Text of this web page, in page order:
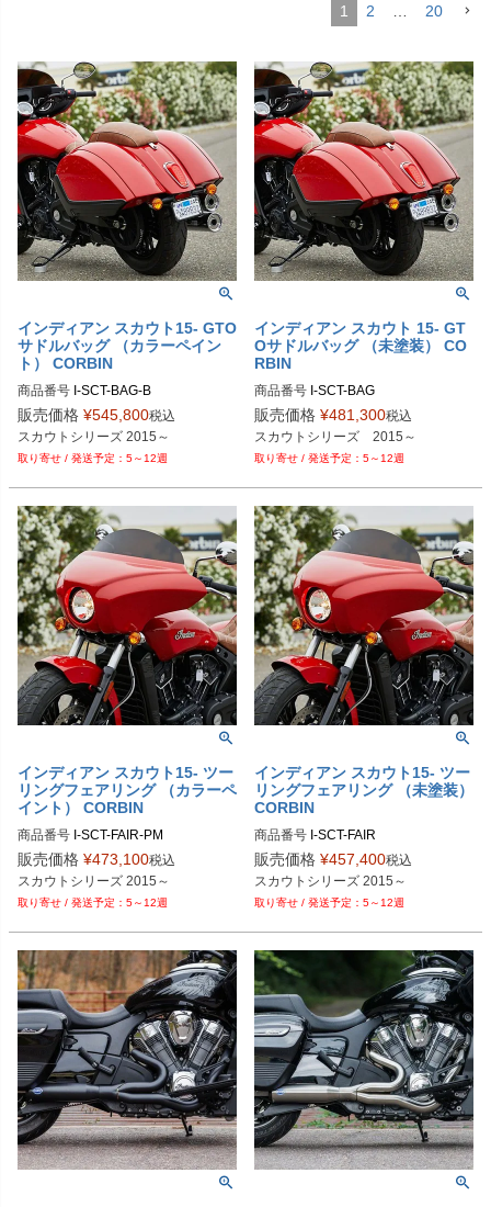
1 2 20
インディアン スカウト15- GTO
サドルバッグ （カラーペイン
ト） CORBIN
商品番号 I-SCT-BAG-B
販売価格 ¥545,800税込
スカウトシリーズ 2015～
5～12週
インディアン スカウト 15- GT
Oサドルバッグ （未塗装） CO
RBIN
商品番号 I-SCT-BAG
販売価格 ¥481,300税込
スカウトシリーズ　2015～
5～12週
インディアン スカウト15- ツー
リングフェアリング （カラーペ
イント） CORBIN
商品番号 I-SCT-FAIR-PM
販売価格 ¥473,100税込
スカウトシリーズ 2015～
5～12週
インディアン スカウト15- ツー
リングフェアリング （未塗装）
CORBIN
商品番号 I-SCT-FAIR
販売価格 ¥457,400税込
スカウトシリーズ 2015～
5～12週